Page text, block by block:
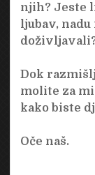
njih? Jeste
ljubav,
Dok
molite za
kako biste
Oče naš.